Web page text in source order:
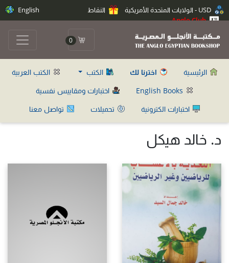
النقاط
Anglo Club
English
0
الرئيسية اخترنا لك الكتب
الكتب العربية
اختبارات ومقاييس نفسية
اختبارات الكترونية
تحميلات تواصل معنا
د. خالد هيكل